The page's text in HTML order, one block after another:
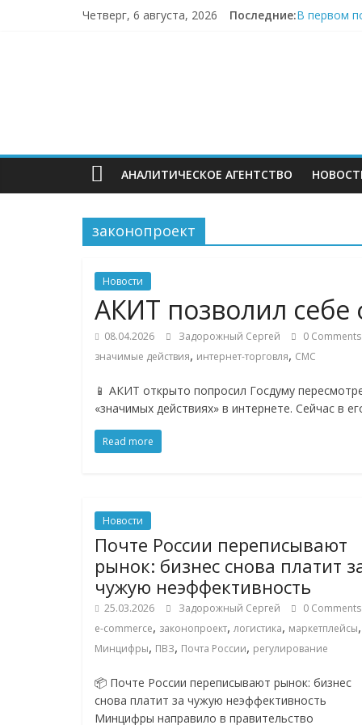
Четверг, 6 августа, 2026 Последние:В первом
о
E-
Commerce,
ритейле,
логистике,
технологиях,
соцсетях
онлайн-
торговле,
сервисах
для
Commerce,
ритейле,
логистике,
технологиях,
соцсетях.
АНАЛИТИЧЕСКОЕ АГЕНТСТВО
законопроект
Новости
АКИТ позволил себе
08.04.2026 Задорожный Сергей 0 Comments
значимые действия, интернет-торговля, СМС
📱 АКИТ открыто попросил Госдуму
«значимых действиях» в интернете. Сейчас в
Read more
Новости
Почте России переписывают
рынок: бизнес снова платит
чужую неэффективность
25.03.2026 Задорожный Сергей
0 Comments
e-commerce, законопроект, логистика, маркетплейсы,
Минцифры, ПВЗ, Почта России, регулирование
📦 Почте России переписывают рынок: бизнес
снова платит за чужую неэффективность
Минцифры направило в правительство